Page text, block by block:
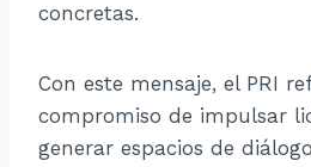
concretas.
Con este mensaje, el PRI
compromiso de impulsar
generar espacios de